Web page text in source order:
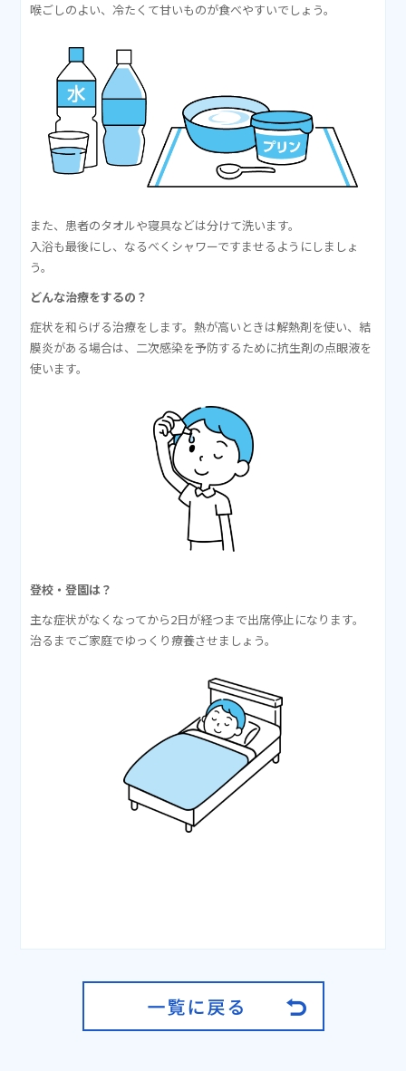
喉ごしのよい、冷たくて甘いものが食べやすいでしょう。
また、患者のタオルや寝具などは分けて洗います。
入浴も最後にし、なるべくシャワーですませるようにしましょ
う。
どんな治療をするの？
症状を和らげる治療をします。熱が高いときは解熱剤を使い、結
膜炎がある場合は、二次感染を予防するために抗生剤の点眼液を
使います。
登校・登園は？
主な症状がなくなってから2日が経つまで出席停止になります。
治るまでご家庭でゆっくり療養させましょう。